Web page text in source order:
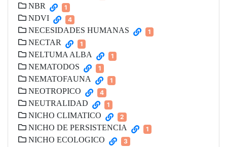
NBR 1
NDVI 4
NECESIDADES HUMANAS 1
NECTAR 1
NELTUMA ALBA 1
NEMATODOS 1
NEMATOFAUNA 1
NEOTROPICO 4
NEUTRALIDAD 1
NICHO CLIMATICO 2
NICHO DE PERSISTENCIA 1
NICHO ECOLOGICO 3